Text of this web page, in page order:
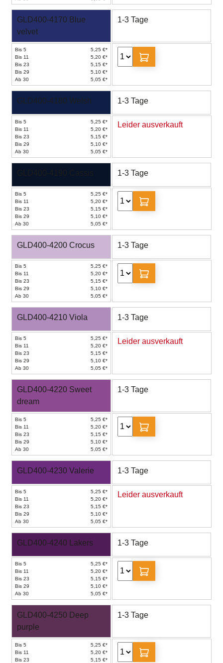
GLD400-4170 Blue
velvet
1-3 Tage
Bis 5
5,25 €*
Bis 11
5,20 €*
Bis 23
5,15 €*
Bis 29
5,10 €*
Ab 30
5,05 €*
GLD400-4180 Welsh 1-3 Tage
Bis 5
5,25 €*
Bis 11
5,20 €*
Bis 23
5,15 €*
Bis 29
5,10 €*
Ab 30
5,05 €*
Leider ausverkauft
1-3 Tage
Bis 5
5,25 €*
Bis 11
5,20 €*
Bis 23
5,15 €*
Bis 29
5,10 €*
Ab 30
5,05 €*
GLD400-4200 Crocus 1-3 Tage
Bis 5
5,25 €*
Bis 11
5,20 €*
Bis 23
5,15 €*
Bis 29
5,10 €*
Ab 30
5,05 €*
GLD400-4210 Viola 1-3 Tage
Bis 5
5,25 €*
Bis 11
5,20 €*
Bis 23
5,15 €*
Bis 29
5,10 €*
Ab 30
5,05 €*
Leider ausverkauft
GLD400-4220 Sweet
dream
1-3 Tage
Bis 5
5,25 €*
Bis 11
5,20 €*
Bis 23
5,15 €*
Bis 29
5,10 €*
Ab 30
5,05 €*
GLD400-4230 Valerie 1-3 Tage
Bis 5
5,25 €*
Bis 11
5,20 €*
Bis 23
5,15 €*
Bis 29
5,10 €*
Ab 30
5,05 €*
Leider ausverkauft
GLD400-4240 Lakers 1-3 Tage
Bis 5
5,25 €*
Bis 11
5,20 €*
Bis 23
5,15 €*
Bis 29
5,10 €*
Ab 30
5,05 €*
GLD400-4250 Deep
purple
1-3 Tage
Bis 5
5,25 €*
Bis 11
5,20 €*
Bis 23
5,15 €*